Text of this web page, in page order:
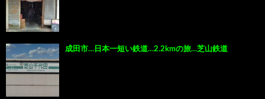
成田市…日本一短い鉄道…2.2kmの旅…芝山鉄道